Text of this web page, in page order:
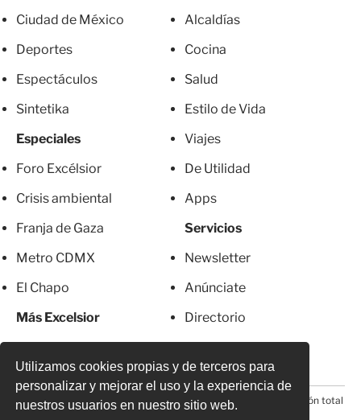
Utilizamos cookies propias y de terceros para
personalizar y mejorar el uso y la experiencia de
nuestros usuarios en nuestro sitio web.
Ciudad de México
Deportes
Espectáculos
Sintetika
Especiales
Foro Excélsior
Crisis ambiental
Franja de Gaza
Metro CDMX
El Chapo
Más Excelsior
Alcaldías
Cocina
Salud
Estilo de Vida
Viajes
De Utilidad
Apps
Servicios
Newsletter
Anúnciate
Directorio
© 2026 Todos los derechos reservados. Prohibida la reproducción total
o parcial, incluyendo cualquier medio electrónico*